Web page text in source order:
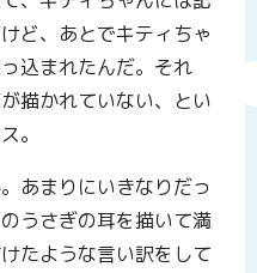
ど、あとでキティちゃ
込まれたんだ。それ
描かれていない、とい
。
あまりにいきなりだっ
うさぎの耳を描いて満
たような言い訳をして